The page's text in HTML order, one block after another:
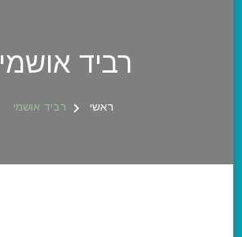
רביד אושמי
ראשי רביד אושמי